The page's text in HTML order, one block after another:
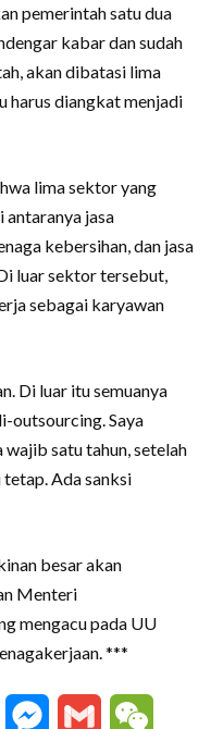
pemerintah satu dua
kabar dan sudah
akan dibatasi lima
harus diangkat menjadi
lima sektor yang
jasa
kebersihan, dan jasa
luar sektor tersebut,
sebagai karyawan
Di luar itu semuanya
outsourcing. Saya
satu tahun, setelah
Ada sanksi
besar akan
Menteri
mengacu pada UU
***
Line Messenger
Gmail